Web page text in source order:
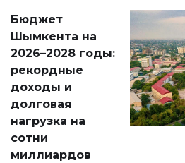
народу
Венесуэлы.
Бюджет
Шымкента на
2026–2028 годы:
рекордные
доходы и
долговая
нагрузка на
сотни
миллиардов